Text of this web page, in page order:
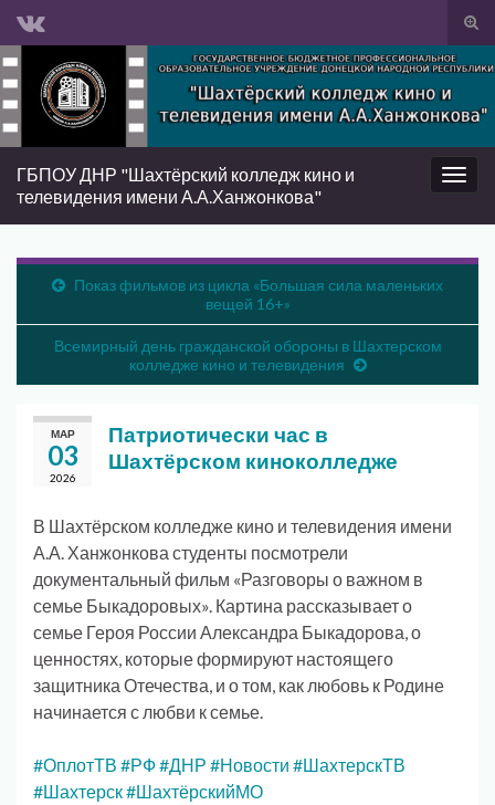
Вкл/
Search for:
Вкл/
ГБПОУ ДНР "Шахтёрский колледж кино и
телевидения имени А.А.Ханжонкова"
Показ фильмов из цикла «Большая сила маленьких
вещей 16+»
Всемирный день гражданской обороны в Шахтерском
колледже кино и телевидения
МАР
03
2026
Патриотически час в
Шахтёрском киноколледже
В Шахтёрском колледже кино и телевидения имени
А.А. Ханжонкова студенты посмотрели
документальный фильм «Разговоры о важном в
семье Быкадоровых». Картина рассказывает о
семье Героя России Александра Быкадорова, о
ценностях, которые формируют настоящего
защитника Отечества, и о том, как любовь к Родине
начинается с любви к семье.
#ОплотТВ #РФ #ДНР #Новости #ШахтерскТВ
#Шахтерск #ШахтёрскийМО